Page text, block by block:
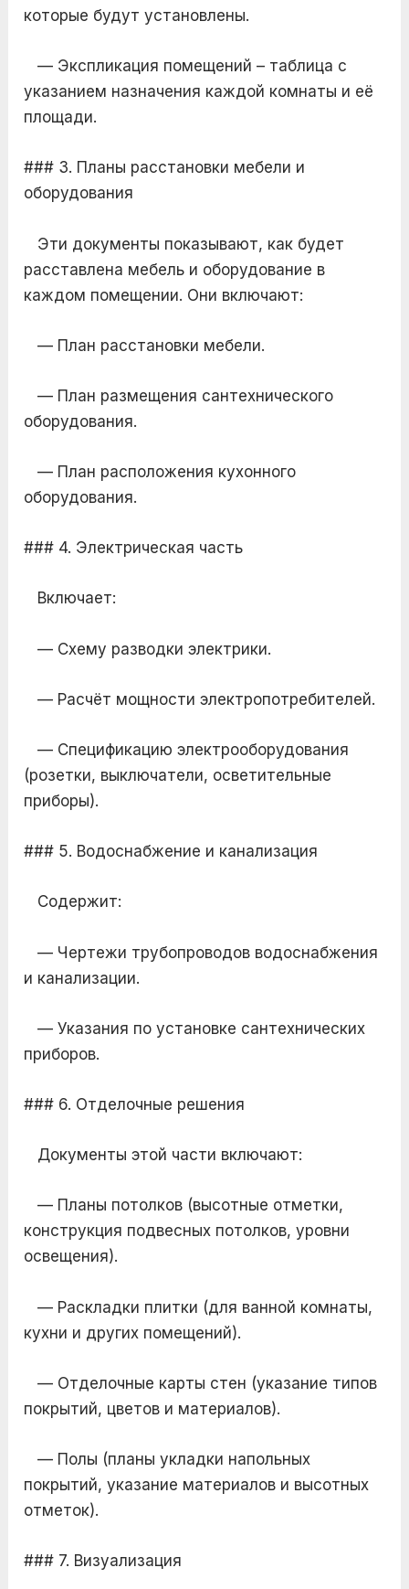
которые будут установлены.
— Экспликация помещений – таблица с
указанием назначения каждой комнаты и её
площади.
### 3. Планы расстановки мебели и
оборудования
Эти документы показывают, как будет
расставлена мебель и оборудование в
каждом помещении. Они включают:
— План расстановки мебели.
— План размещения сантехнического
оборудования.
— План расположения кухонного
оборудования.
### 4. Электрическая часть
Включает:
— Схему разводки электрики.
— Расчёт мощности электропотребителей.
— Спецификацию электрооборудования
(розетки, выключатели, осветительные
приборы).
### 5. Водоснабжение и канализация
Содержит:
— Чертежи трубопроводов водоснабжения
и канализации.
— Указания по установке сантехнических
приборов.
### 6. Отделочные решения
Документы этой части включают:
— Планы потолков (высотные отметки,
конструкция подвесных потолков, уровни
освещения).
— Раскладки плитки (для ванной комнаты,
кухни и других помещений).
— Отделочные карты стен (указание типов
покрытий, цветов и материалов).
— Полы (планы укладки напольных
покрытий, указание материалов и высотных
отметок).
### 7. Визуализация